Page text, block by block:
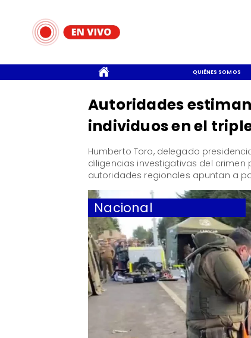
QUIÉNES SOMOS
Nacional
Autoridades
individuos en el
​Humberto Toro, delegado
diligencias investigativas del
autoridades regionales apuntan a